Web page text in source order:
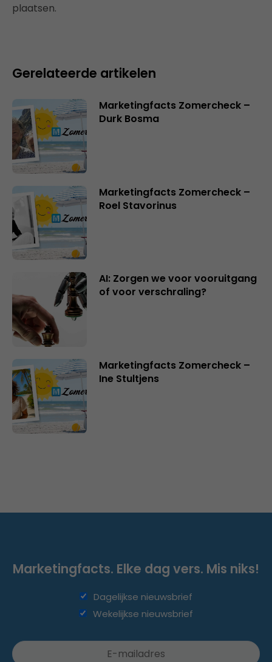
plaatsen.
Gerelateerde artikelen
Marketingfacts Zomercheck –
Durk Bosma
Marketingfacts Zomercheck –
Roel Stavorinus
AI: Zorgen we voor vooruitgang
of voor verschraling?
Marketingfacts Zomercheck –
Ine Stultjens
Marketingfacts. Elke dag vers. Mis niks!
Dagelijkse nieuwsbrief
Wekelijkse nieuwsbrief